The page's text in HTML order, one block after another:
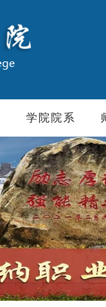
学院院系